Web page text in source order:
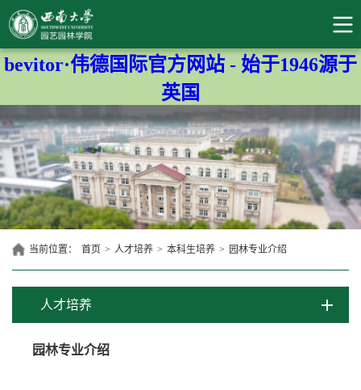
bevitor·伟德国际官方网站 - 始于1946源于
英国
当前位置： 首页 > 人才培养 > 本科生培养 > 园林专业介绍
人才培养
园林专业介绍